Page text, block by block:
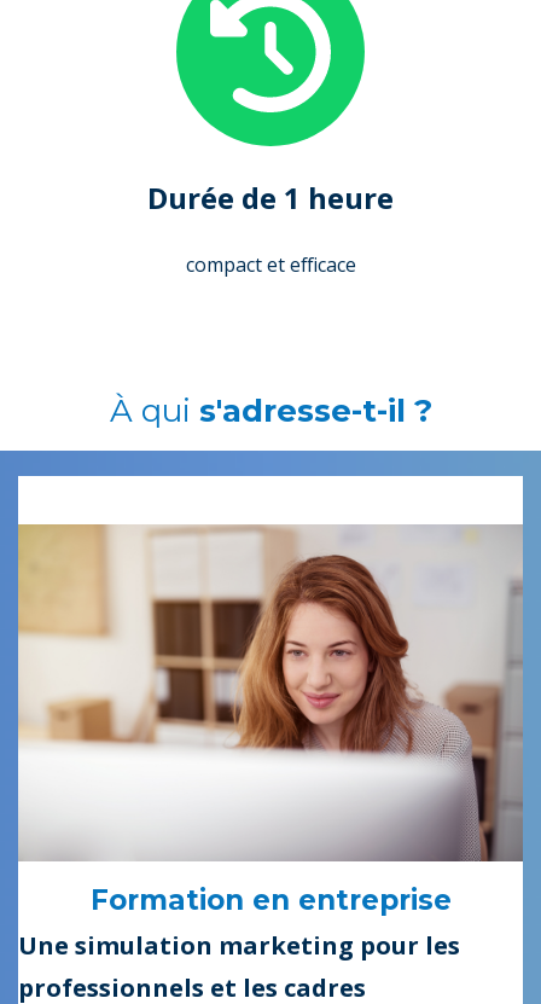
Durée de 1 heure
compact et efficace
À qui s'adresse-t-il ?
Formation en entreprise
Une simulation marketing pour les
professionnels et les cadres